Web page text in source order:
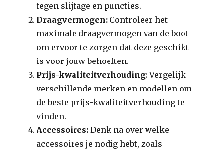
tegen slijtage en puncties.
Draagvermogen: Controleer het
maximale draagvermogen van de boot
om ervoor te zorgen dat deze geschikt
is voor jouw behoeften.
Prijs-kwaliteitverhouding:Vergelijk
verschillende merken en modellen om
de beste prijs-kwaliteitverhouding te
vinden.
Accessoires: Denk na over welke
accessoires je nodig hebt, zoals